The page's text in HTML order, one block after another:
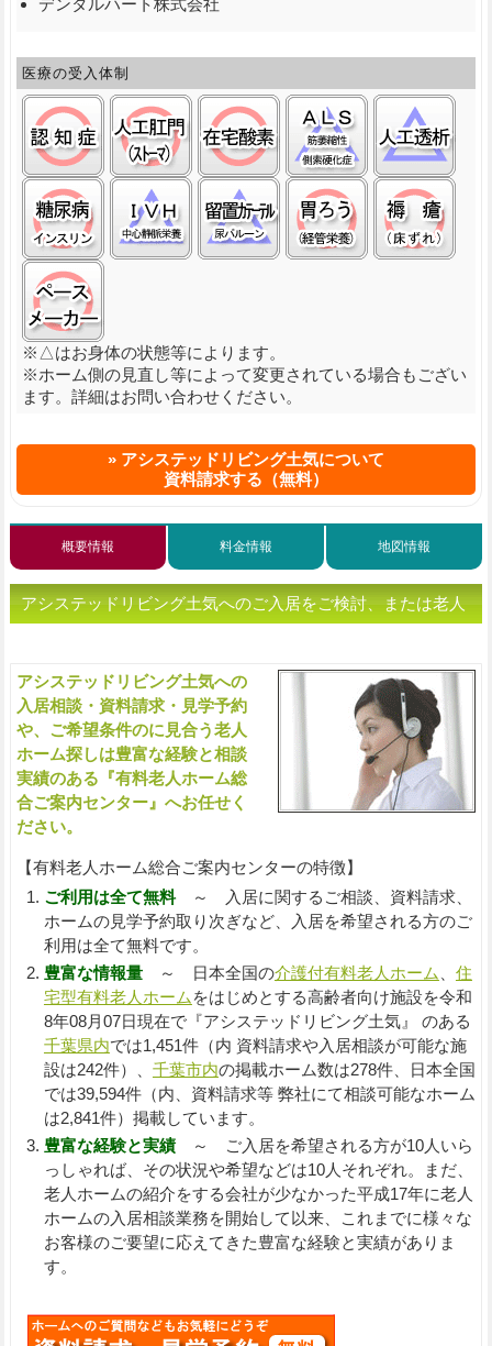
デンタルハート株式会社
医療の受入体制
認知症:○ ストーマ(人工肛門):○
在宅酸素:○ 筋萎縮性側索
人
糖尿病(インスリン):○中心静脈栄養(ＩＶＨ):△留置カテーテル(尿バルー
経管栄養(胃ろ
褥
ペースメーカ:○
※△はお身体の状態等によります。
※ホーム側の見直し等によって変更されている場合もござい
ます。詳細はお問い合わせください。
アシステッドリビング土気について
資料請求する（無料）
概要情報 料金情報 地図情報
アシステッドリビング土気へのご入居をご検討、または老人
アシステッドリビング土気への
入居相談・資料請求・見学予約
や、ご希望条件のに見合う老人
ホーム探しは豊富な経験と相談
実績のある『有料老人ホーム総
合ご案内センター』へお任せく
ださい。
【有料老人ホーム総合ご案内センターの特徴】
ご利用は全て無料～ 入居に関するご相談、資料請求、
ホームの見学予約取り次ぎなど、入居を希望される方のご
利用は全て無料です。
豊富な情報量～ 日本全国の介護付有料老人ホーム
住
宅型有料老人ホーム をはじめとする高齢者向け施設を令和
8年08月07日現在で『アシステッドリビング土気』 のある
千葉県内では1,451件（内 資料請求や入居相談が可能な施
設は242件）、 千葉市内の掲載ホーム数は278件、日本全国
では39,594件（内、資料請求等 弊社にて相談可能なホーム
は2,841件）掲載しています。
豊富な経験と実績～ ご入居を希望される方が10人いら
っしゃれば、その状況や希望などは10人それぞれ。まだ、
老人ホームの紹介をする会社が少なかった平成17年に老人
ホームの入居相談業務を開始して以来、これまでに様々な
お客様のご要望に応えてきた豊富な経験と実績がありま
す。